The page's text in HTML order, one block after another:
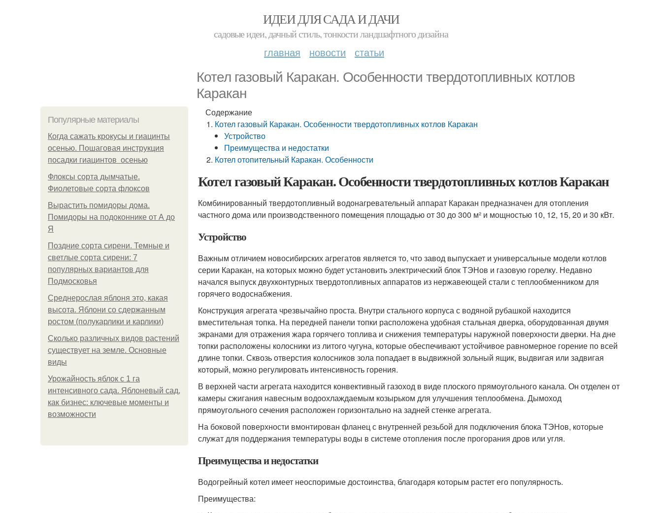
ИДЕИ ДЛЯ САДА И ДАЧИ
садовые идеи, дачный стиль, тонкости ландшафтного дизайна
главная новости статьи
Котел газовый Каракан. Особенности твердотопливных котлов
Каракан
Популярные материалы
Когда сажать крокусы и гиацинты
осенью. Пошаговая инструкция
посадки гиацинтов осенью
Флоксы сорта дымчатые.
Фиолетовые сорта флоксов
Вырастить помидоры дома.
Помидоры на подоконнике от А до
Я
Поздние сорта сирени. Темные и
светлые сорта сирени: 7
популярных вариантов для
Подмосковья
Среднерослая яблоня это, какая
высота. Яблони со сдержанным
ростом (полукарлики и карлики)
Сколько различных видов растений
существует на земле. Основные
виды
Урожайность яблок с 1 га
интенсивного сада. Яблоневый сад,
как бизнес: ключевые моменты и
возможности
Содержание
Котел газовый Каракан. Особенности твердотопливных котлов Каракан
Устройство
Преимущества и недостатки
Котел отопительный Каракан. Особенности
Котел газовый Каракан. Особенности твердотопливных котлов Каракан
Комбинированный твердотопливный водонагревательный аппарат Каракан предназначен для отопления
частного дома или производственного помещения площадью от 30 до 300 м² и мощностью 10, 12, 15, 20 и 30 кВт.
Устройство
Важным отличием новосибирских агрегатов является то, что завод выпускает и универсальные модели котлов
серии Каракан, на которых можно будет установить электрический блок ТЭНов и газовую горелку. Недавно
начался выпуск двухконтурных твердотопливных аппаратов из нержавеющей стали с теплообменником для
горячего водоснабжения.
Конструкция агрегата чрезвычайно проста. Внутри стального корпуса с водяной рубашкой находится
вместительная топка. На передней панели топки расположена удобная стальная дверка, оборудованная двумя
экранами для отражения жара горячего топлива и снижения температуры наружной поверхности дверки. На дне
топки расположены колосники из литого чугуна, которые обеспечивают устойчивое равномерное горение по всей
длине топки. Сквозь отверстия колосников зола попадает в выдвижной зольный ящик, выдвигая или задвигая
который, можно регулировать интенсивность горения.
В верхней части агрегата находится конвективный газоход в виде плоского прямоугольного канала. Он отделен от
камеры сжигания навесным водоохлаждаемым козырьком для улучшения теплообмена. Дымоход
прямоугольного сечения расположен горизонтально на задней стенке агрегата.
На боковой поверхности вмонтирован фланец с внутренней резьбой для подключения блока ТЭНов, которые
служат для поддержания температуры воды в системе отопления после прогорания дров или угля.
Преимущества и недостатки
Водогрейный котел имеет неоспоримые достоинства, благодаря которым растет его популярность.
Преимущества: